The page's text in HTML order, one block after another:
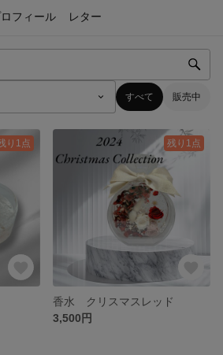
フィール レター
すべて 販売中
り1点 残り1点
香水 クリスマスレッド
3,500円